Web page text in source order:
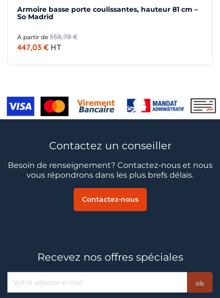
Armoire basse porte coulissantes, hauteur 81 cm –
So Madrid
À partir de 558,78 €
447,03 € HT
Contactez un conseiller
Besoin de renseignement? Contactez-nous et nous
vous répondrons dans les plus brefs délais.
Contactez-nous
Recevez nos offres spéciales